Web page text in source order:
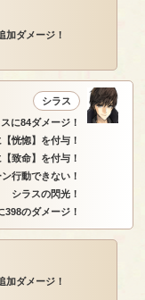
加ダメージ！
シラス
に84ダメージ！
恍惚】を付与！
致命】を付与！
行動できない！
シラスの閃光！
398のダメージ！
加ダメージ！